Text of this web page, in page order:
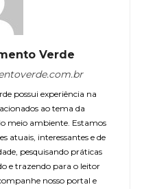
Verde
possui experiência na
ao tema da
meio ambiente. Estamos
atuais, interessantes e de
pesquisando práticas
e trazendo para o leitor
nosso portal e